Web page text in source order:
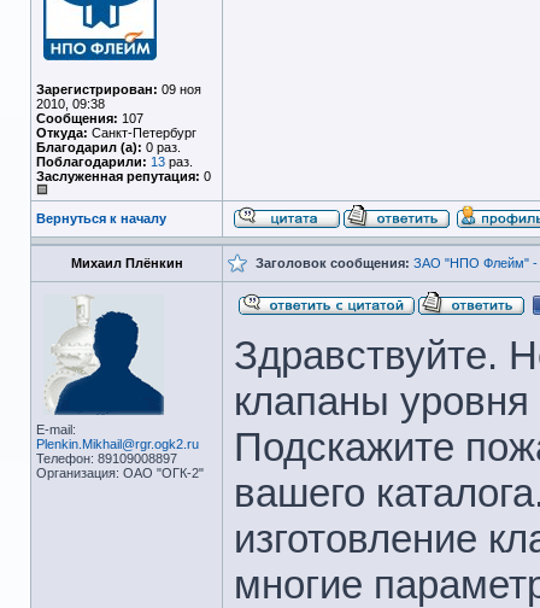
Зарегистрирован: 09 ноя
2010, 09:38
Сообщения: 107
Откуда: Санкт-Петербург
Благодарил (а): 0 раз.
Поблагодарили: 13 раз.
Заслуженная репутация: 0
Вернуться к началу
Михаил Плёнкин Заголовок сообщения: ЗАО "НПО Флейм" -
E-mail:
Plenkin.Mikhail@rgr.ogk2.ru
Телефон: 89109008897
Организация: ОАО "ОГК-2"
Здравствуйте.
клапаны
Подскажите
вашего
изготовление
многие